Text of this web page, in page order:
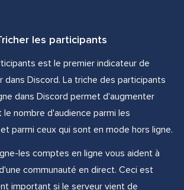
les participants
est le premier indicateur de
dans Discord. La triche des participants
dans Discord permet d'augmenter
nombre d'audience parmi les
parmi ceux qui sont en mode hors ligne.
les comptes en ligne vous aident à
communauté en direct. Ceci est
important si le serveur vient de